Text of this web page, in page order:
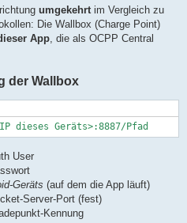
umgekehrt im Vergleich zu
Die Wallbox (Charge Point)
App , die als OCPP Central
der Wallbox
dieses Geräts>:8887/Pfad
User
Geräts (auf dem die App läuft)
Server-Port (fest)
Kennung